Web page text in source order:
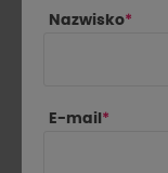
Nazwisko*
E-mail *